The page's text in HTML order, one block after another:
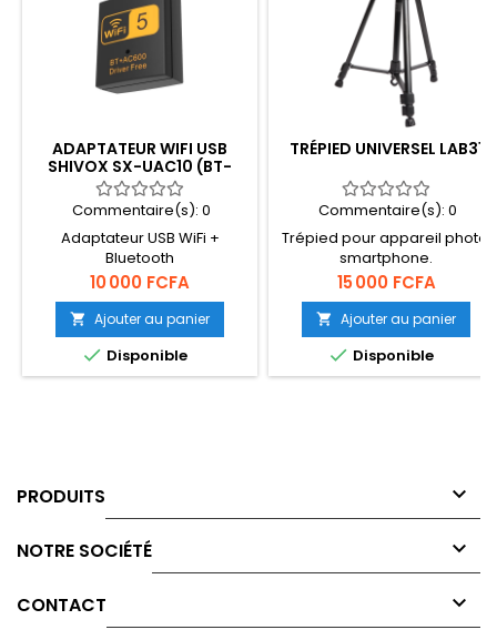
ADAPTATEUR WIFI USB
SHIVOX SX-UAC10 (BT-
AC600)
Commentaire(s): 0
Adaptateur USB WiFi +
Bluetooth
Prix
10 000 FCFA
 Ajouter au panier
 Disponible
TRÉPIED UNIVERSEL LAB31
Commentaire(s): 0
Trépied pour appareil photo,
smartphone.
Prix
15 000 FCFA
 Ajouter au panier
 Disponible
PRODUITS 
NOTRE SOCIÉTÉ 
CONTACT 